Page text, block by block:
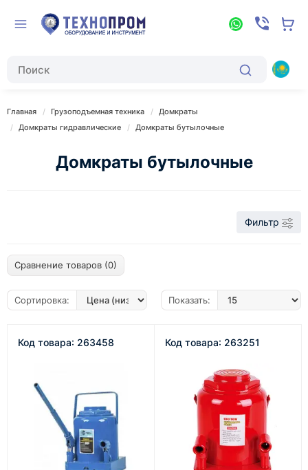
Главная Грузоподъемная техника
Домкраты
Домкраты гидравлические
Домкраты бутылочные
Домкраты бутылочные
Фильтр
Сравнение товаров (0)
Сортировка: Показать:
Код товара: 263458 Код товара: 263251